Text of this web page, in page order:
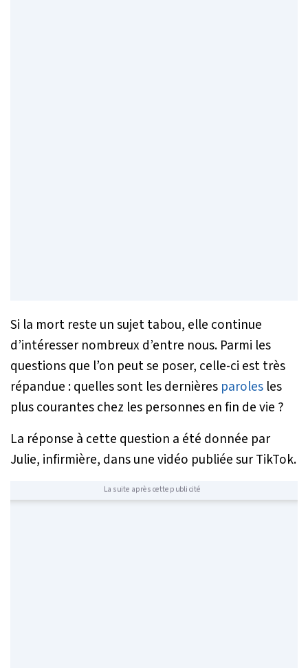
Si la mort reste un sujet tabou, elle continue
d’intéresser nombreux d’entre nous. Parmi les
questions que l’on peut se poser, celle-ci est très
répandue : quelles sont les dernières paroles les
plus courantes chez les personnes en fin de vie ?
La réponse à cette question a été donnée par
Julie, infirmière, dans une vidéo publiée sur TikTok.
La suite après cette publicité